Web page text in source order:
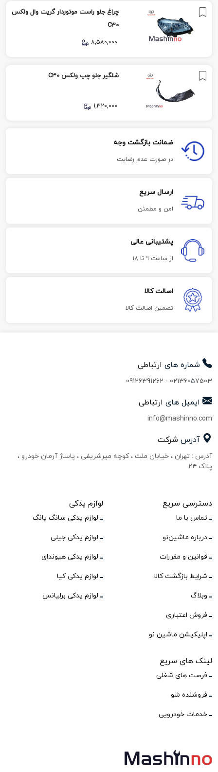
چراغ جلو راست موتوردار گریت وال ولکس
C30
8,580,000
شلگیر جلو چپ ولکس C30
1,320,000
ضمانت بازگشت وجه
در صورت عدم رضایت
ارسال سریع
امن و مطمئن
پشتیبانی عالی
از ساعت 9 تا 18
اصالت کالا
تضمین اصالت کالا
شماره های ارتباطی
02136057503
-
09126391262
ایمیل های ارتباطی
info@mashinno.com
آدرس شرکت
آدرس : تهران ، خیابان ملت ، کوچه میرشریفی ، پاساژ آرمان خودرو ،
پلاک ۲۴
دسترسی سریع
تماس با ما
درباره ماشین‌نو
قوانین و مقررات
شرایط بازگشت کالا
وبلاگ
فروش اعتباری
اپلیکیشن ماشین نو
لوازم یدکی
لوازم یدکی سانگ یانگ
لوازم یدکی جیلی
لوازم یدکی هیوندای
لوازم یدکی کیا
لوازم یدکی برلیانس
لینک های سریع
فرصت های شغلی
فروشنده شو
خدمات خودرویی